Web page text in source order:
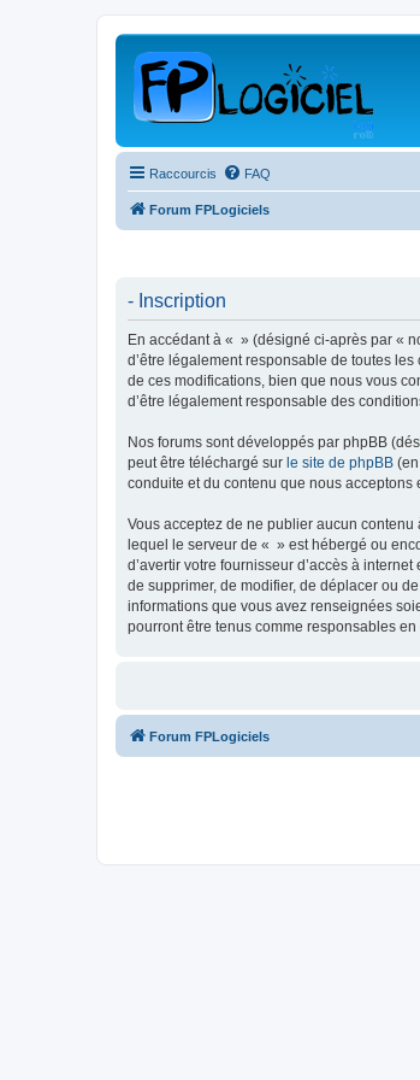
Raccourcis FAQ
Forum FPLogiciels
- Inscription
En accédant à « » (désigné ci-après par «
d’être légalement responsable de toutes
de ces modifications, bien que nous vous
d’être légalement responsable des
Nos forums sont développés par phpBB
peut être téléchargé sur le site de phpBB
conduite et du contenu que nous acceptons
Vous acceptez de ne publier aucun
lequel le serveur de « » est hébergé ou
d’avertir votre fournisseur d’accès à
de supprimer, de modifier, de déplacer ou
informations que vous avez renseignées
pourront être tenus comme responsables
Forum FPLogiciels